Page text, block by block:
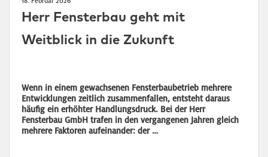
Herr Fensterbau geht mit
Weitblick in die Zukunft
Wenn in einem gewachsenen Fensterbaubetrieb mehrere
Entwicklungen zeitlich zusammenfallen, entsteht daraus
häufig ein erhöhter Handlungsdruck. Bei der Herr
Fensterbau GmbH trafen in den vergangenen Jahren gleich
mehrere Faktoren aufeinander: der …